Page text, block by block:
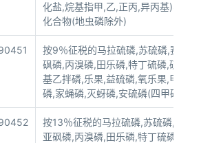
化盐,烷基指甲,乙,正丙,异丙基)、含
化合物(地虫磷除外)
按9％征税的马拉硫磷,苏硫磷,赛硫
砜磷,丙溴磷,田乐磷,特丁硫磷,硫丙
基乙拌磷,乐果,益硫磷,氧乐果,甲拌
磷,家蝇磷,灭蚜磷,安硫磷(四甲磷,丁
按13％征税的马拉硫磷,苏硫磷,赛硫
亚砜磷,丙溴磷,田乐磷,特丁硫磷,硫